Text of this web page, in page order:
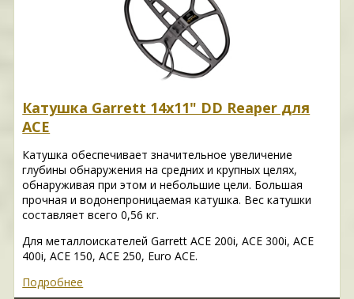
Катушка Garrett 14x11" DD Reaper для
ACE
Катушка обеспечивает значительное увеличение
глубины обнаружения на средних и крупных целях,
обнаруживая при этом и небольшие цели. Большая
прочная и водонепроницаемая катушка. Вес катушки
составляет всего 0,56 кг.
Для металлоискателей Garrett ACE 200i, ACE 300i, ACE
400i, ACE 150, ACE 250, Euro ACE.
Подробнее